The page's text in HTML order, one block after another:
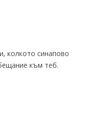
колкото синапово
към теб.